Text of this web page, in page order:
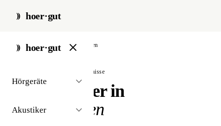
hoer·gut
hoer·gut
Hörgeräte
Akustiker
start / akustiker / ludwigshafen
// stadt · ludwigshafen · 3 ergebnisse
Hörakustiker in
Ludwigshafen